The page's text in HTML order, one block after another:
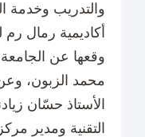
والتدريب وخدمة
أكاديمية رمال رم
وقعها عن الجامعة
محمد الزبون، وعن
الأستاذ حسّان
التقنية ومدير